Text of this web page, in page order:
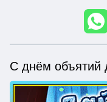
С днём объятий